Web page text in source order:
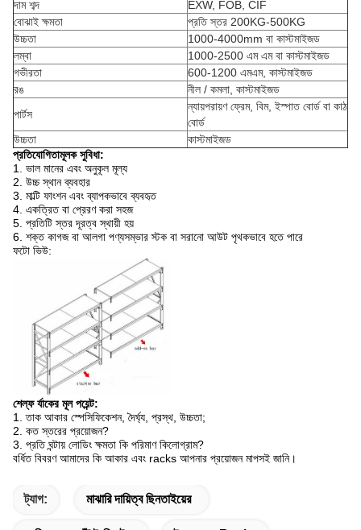
দাম শব্দ
EXW, FOB, CIF
বোঝাই ক্ষমতা
প্রতি স্তর 200KG-500KG
উচ্চতা
1000-4000mm বা কাস্টমাইজড
লম্বা
1000-2500 এম এম বা কাস্টমাইজড
গভীরতা
600-1200 এমএম, কাস্টমাইজড
রঙ
নীল / কমলা, কাস্টমাইজড
পার্টস
ন্যায়পরায়ণ ফ্রেম, বিম, ইস্পাত বোর্ড বা কাঠ
বোর্ড
উচ্চতা
কাস্টমাইজড
প্রতিযোগিতামূলক সুবিধা:
1. ভাল মানের এবং অনুকূল মূল্য
2. উচ্চ স্থান ব্যবহার
3. মাল্টি ফাংশন এবং ব্যাপকভাবে ব্যবহৃত
4. একত্রিত বা প্রেরণ করা সহজ
5. প্রতিটি স্তর দূরত্ব স্থায়ী হয়
6. শক্ত কাগজ বা আলগা পণ্যসম্ভার স্টক বা সরানো আউট পৃথকভাবে হতে পারে
ফটো ভিউ:
শেল্ফ র্যাকের মূল পয়েন্ট:
1. তাক আকার স্পেসিফিকেশন, দৈর্ঘ্য, প্রস্থ, উচ্চতা;
2. কত স্তরের প্রয়োজন?
3. প্রতি ঘন্টায় লোডিং ক্ষমতা কি পরিমাণ কিলোগ্রাম?
বর্ধিত বিবরণ আমাদের কি আকার এবং racks আপনার প্রয়োজন মাপসই জানি।
ট্যাগ: মাঝারি দায়িত্ব ছিনতাইয়ের